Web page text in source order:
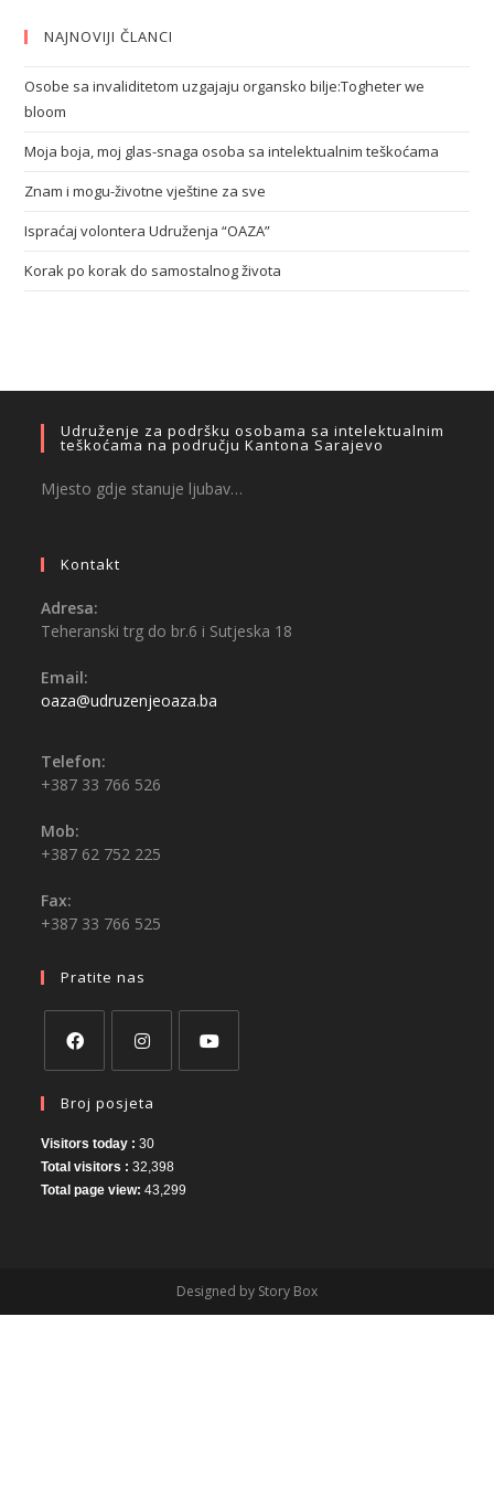
NAJNOVIJI ČLANCI
Osobe sa invaliditetom uzgajaju organsko bilje:Togheter we
bloom
Moja boja, moj glas-snaga osoba sa intelektualnim teškoćama
Znam i mogu-životne vještine za sve
Ispraćaj volontera Udruženja “OAZA”
Korak po korak do samostalnog života
Udruženje za podršku osobama sa intelektualnim
teškoćama na području Kantona Sarajevo
Mjesto gdje stanuje ljubav…
Kontakt
Adresa:
Teheranski trg do br.6 i Sutjeska 18
Email:
oaza@udruzenjeoaza.ba
Telefon:
+387 33 766 526
Mob:
+387 62 752 225
Fax:
+387 33 766 525
Pratite nas
Broj posjeta
Visitors today :30
Total visitors :32,398
Total page view:43,299
Designed by Story Box